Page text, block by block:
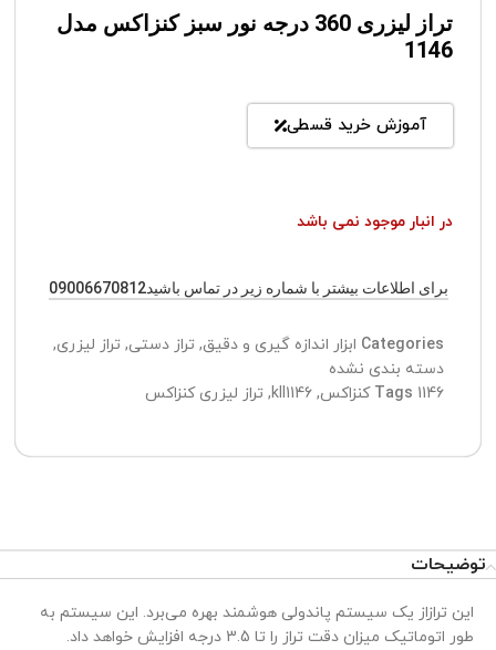
تراز لیزری 360 درجه نور سبز کنزاکس مدل
1146
آموزش خرید قسطی
در انبار موجود نمی باشد
برای اطلاعات بیشتر با شماره زیر در تماس باشید09006670812
Categories ابزار اندازه گیری و دقیق, تراز دستی, تراز لیزری,
دسته بندی نشده
Tags 1146 کنزاکس ,
kll1146
, تراز لیزری کنزاکس
توضیحات
این ترازاز یک سیستم پاندولی هوشمند بهره می‌برد. این سیستم به
طور اتوماتیک میزان دقت تراز را تا 3.5 درجه افزایش خواهد داد.